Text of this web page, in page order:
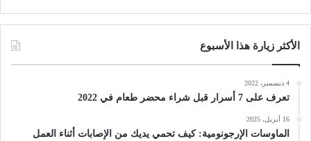
الأكثر زيارة هذا الأسبوع
4 ديسمبر، 2022
تعرف على 7 أسرار قبل شراء محضر طعام في 2022
16 أبريل، 2025
الماوسات الإرجونومية: كيف تحمي يديك من الإصابات أثناء العمل